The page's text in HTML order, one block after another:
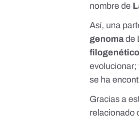
nombre de
Así, una
genomade
filogenético
se ha
Gracias a
relacionado